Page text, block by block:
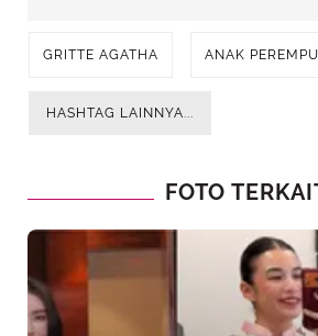
GRITTE AGATHA ANAK
HASHTAG LAINNYA...
FOTO